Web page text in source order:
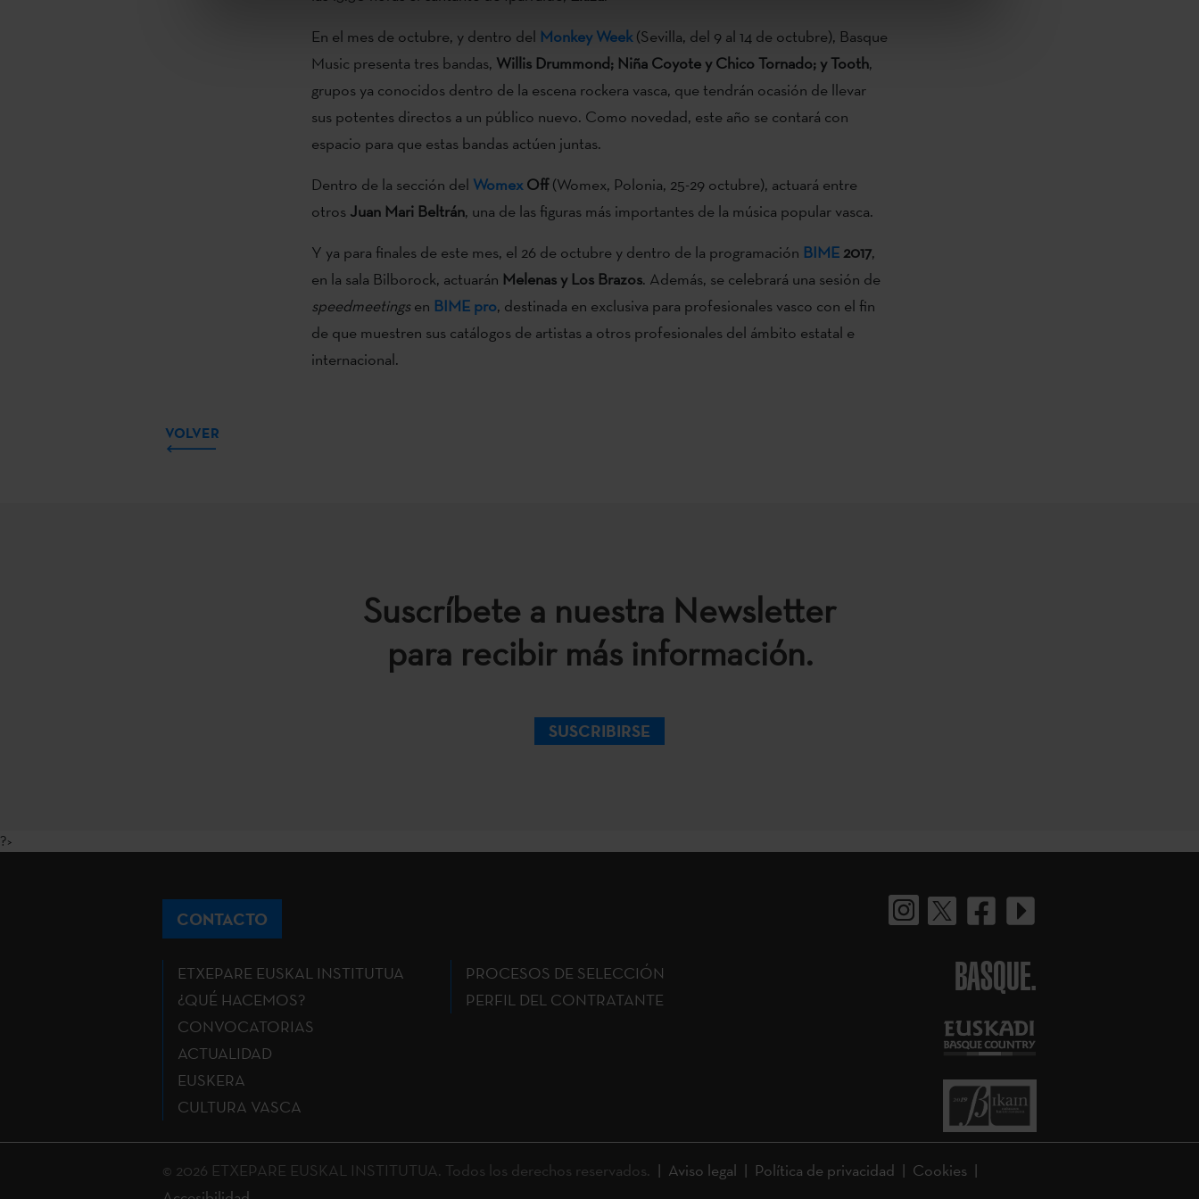
En el mes de octubre, y dentro del Monkey Week(Sevilla, del 9 al 14 de octubre), Basque
Music presenta tres bandas, Willis Drummond; Niña Coyote y Chico Tornado; y Tooth,
grupos ya conocidos dentro de la escena rockera vasca, que tendrán ocasión de llevar
sus potentes directos a un público nuevo. Como novedad, este año se contará con
espacio para que estas bandas actúen juntas.
Dentro de la sección del Womex Off(Womex, Polonia, 25-29 octubre), actuará entre
otros Juan Mari Beltrán, una de las figuras más importantes de la música popular vasca.
Y ya para finales de este mes, el 26 de octubre y dentro de la programación BIME2017,
en la sala Bilborock, actuarán Melenas y Los Brazos. Además, se celebrará una sesión de
speedmeetingsen BIME pro, destinada en exclusiva para profesionales vasco con el fin
de que muestren sus catálogos de artistas a otros profesionales del ámbito estatal e
internacional.
VOLVER
Suscríbete a nuestra Newsletter
para recibir más información.
SUSCRIBIRSE
?>
CONTACTO
ETXEPARE EUSKAL INSTITUTUA
¿QUÉ HACEMOS?
CONVOCATORIAS
ACTUALIDAD
EUSKERA
CULTURA VASCA
PROCESOS DE SELECCIÓN
PERFIL DEL CONTRATANTE
BASQUE.
© 2026 ETXEPARE EUSKAL INSTITUTUA. Todos los derechos reservados. Aviso legal Política de privacidad
Cookies